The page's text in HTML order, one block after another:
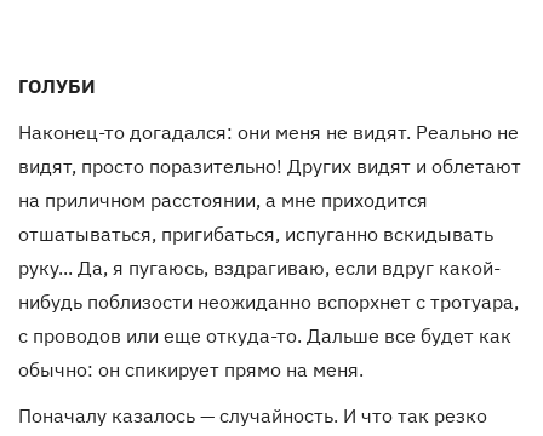
ГОЛУБИ
Наконец-то догадался: они меня не видят. Реально не
видят, просто поразительно! Других видят и облетают
на приличном расстоянии, а мне приходится
отшатываться, пригибаться, испуганно вскидывать
руку... Да, я пугаюсь, вздрагиваю, если вдруг какой-
нибудь поблизости неожиданно вспорхнет с тротуара,
с проводов или еще откуда-то. Дальше все будет как
обычно: он спикирует прямо на меня.
Поначалу казалось — случайность. И что так резко